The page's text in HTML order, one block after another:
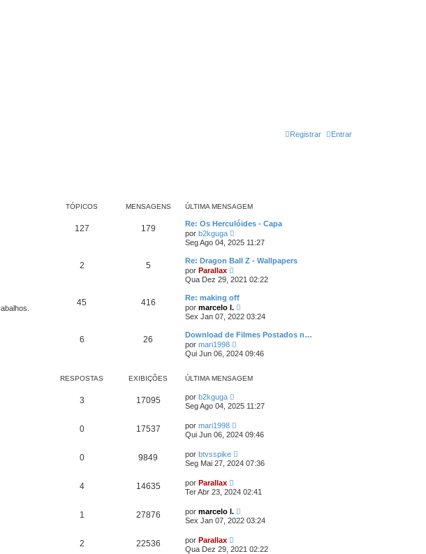
Entrar
Registrar
TÓPICOS MENSAGENS ÚLTIMA MENSAGEM
127 179
Re: Os Herculóides - Capa
por b2kguga
e
r
l
i
a
m
e
s
a
g
e
Seg Ago 04, 2025 11:27
2 5
Re: Dragon Ball Z - Wallpapers
por Parallax
e
r
ú
l
t
i
a
m
e
a
e
m
Qua Dez 29, 2021 02:22
45 416
Re: making off
por marcelo l.
e
r
ú
l
i
m
s
e
m
Sex Jan 07, 2022 03:24
6 26
Download de Filmes Postados n…
por mari1998
e
r
l
a
n
a
g
e
Qui Jun 06, 2024 09:46
RESPOSTAS EXIBIÇÕES ÚLTIMA MENSAGEM
3 17095 por b2kguga
Seg Ago 04, 2025 11:27
0 17537 por mari1998
Qui Jun 06, 2024 09:46
0 9849 por btvsspike
Seg Mai 27, 2024 07:36
4 14635 por Parallax
Ter Abr 23, 2024 02:41
1 27876 por marcelo l.
Sex Jan 07, 2022 03:24
2 22536 por Parallax
Qua Dez 29, 2021 02:22